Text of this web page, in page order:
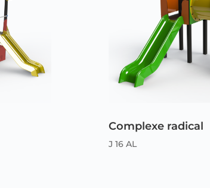
Complexe radical
J 16 AL